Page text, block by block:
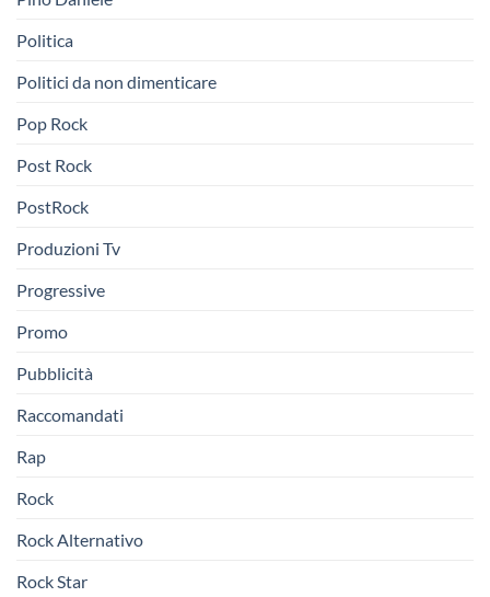
Politica
Politici da non dimenticare
Pop Rock
Post Rock
PostRock
Produzioni Tv
Progressive
Promo
Pubblicità
Raccomandati
Rap
Rock
Rock Alternativo
Rock Star